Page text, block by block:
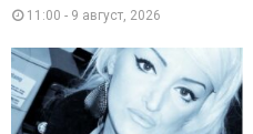
11:00 - 9 август, 2026